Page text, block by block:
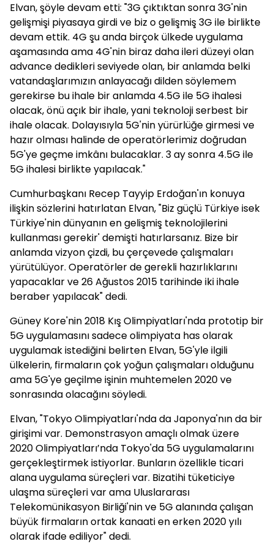
Elvan, şöyle devam etti: "3G çıktıktan sonra 3G'nin
gelişmişi piyasaya girdi ve biz o gelişmiş 3G ile birlikte
devam ettik. 4G şu anda birçok ülkede uygulama
aşamasında ama 4G'nin biraz daha ileri düzeyi olan
advance dedikleri seviyede olan, bir anlamda belki
vatandaşlarımızın anlayacağı dilden söylemem
gerekirse bu ihale bir anlamda 4.5G ile 5G ihalesi
olacak, önü açık bir ihale, yani teknoloji serbest bir
ihale olacak. Dolayısıyla 5G'nin yürürlüğe girmesi ve
hazır olması halinde de operatörlerimiz doğrudan
5G'ye geçme imkânı bulacaklar. 3 ay sonra 4.5G ile
5G ihalesi birlikte yapılacak."
Cumhurbaşkanı Recep Tayyip Erdoğan'ın konuya
ilişkin sözlerini hatırlatan Elvan, "Biz güçlü Türkiye isek
Türkiye'nin dünyanın en gelişmiş teknolojilerini
kullanması gerekir' demişti hatırlarsanız. Bize bir
anlamda vizyon çizdi, bu çerçevede çalışmaları
yürütülüyor. Operatörler de gerekli hazırlıklarını
yapacaklar ve 26 Ağustos 2015 tarihinde iki ihale
beraber yapılacak" dedi.
Güney Kore'nin 2018 Kış Olimpiyatları'nda prototip bir
5G uygulamasını sadece olimpiyata has olarak
uygulamak istediğini belirten Elvan, 5G'yle ilgili
ülkelerin, firmaların çok yoğun çalışmaları olduğunu
ama 5G'ye geçilme işinin muhtemelen 2020 ve
sonrasında olacağını söyledi.
Elvan, "Tokyo Olimpiyatları'nda da Japonya'nın da bir
girişimi var. Demonstrasyon amaçlı olmak üzere
2020 Olimpiyatları’nda Tokyo'da 5G uygulamalarını
gerçekleştirmek istiyorlar. Bunların özellikle ticari
alana uygulama süreçleri var. Bizatihi tüketiciye
ulaşma süreçleri var ama Uluslararası
Telekomünikasyon Birliği'nin ve 5G alanında çalışan
büyük firmaların ortak kanaati en erken 2020 yılı
olarak ifade ediliyor" dedi.